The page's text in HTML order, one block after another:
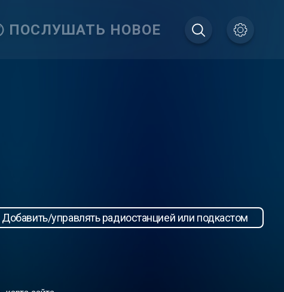
ПОСЛУШАТЬ НОВОЕ
Добавить/управлять радиостанцией или подкастом